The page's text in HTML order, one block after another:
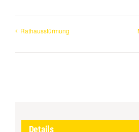
Rathausstürmung
Details